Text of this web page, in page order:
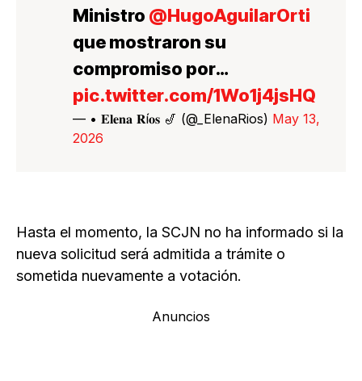
Ministro @HugoAguilarOrti
que mostraron su
compromiso por…
pic.twitter.com/1Wo1j4jsHQ
— • 𝐄𝐥𝐞𝐧𝐚 𝐑í𝐨𝐬 🎷 (@_ElenaRios) May 13,
2026
Hasta el momento, la SCJN no ha informado si la
nueva solicitud será admitida a trámite o
sometida nuevamente a votación.
Anuncios